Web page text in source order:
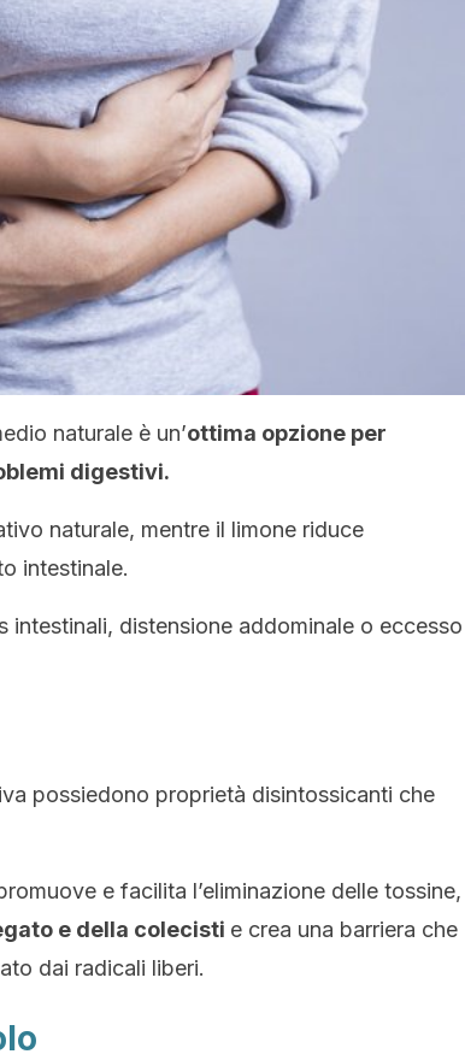
naturale è un’ottima opzione per
digestivi.
naturale, mentre il limone riduce
intestinale.
intestinali, distensione addominale o eccesso
possiedono proprietà disintossicanti che
e facilita l’eliminazione delle tossine,
e della colecisti e crea una barriera che
dai radicali liberi.